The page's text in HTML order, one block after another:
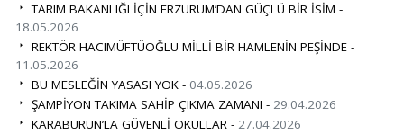
TARIM BAKANLIĞI İÇİN ERZURUM’DAN GÜÇLÜ BİR İSİM -
18.05.2026
REKTÖR HACIMÜFTÜOĞLU MİLLİ BİR HAMLENİN PEŞİNDE -
11.05.2026
BU MESLEĞİN YASASI YOK - 04.05.2026
ŞAMPİYON TAKIMA SAHİP ÇIKMA ZAMANI - 29.04.2026
KARABURUN’LA GÜVENLİ OKULLAR - 27.04.2026